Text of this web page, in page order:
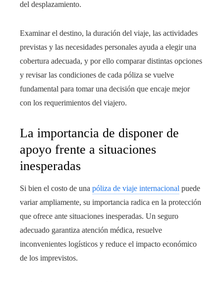
del desplazamiento.
Examinar el destino, la duración del viaje, las actividades
previstas y las necesidades personales ayuda a elegir una
cobertura adecuada, y por ello comparar distintas opciones
y revisar las condiciones de cada póliza se vuelve
fundamental para tomar una decisión que encaje mejor
con los requerimientos del viajero.
La importancia de disponer de
apoyo frente a situaciones
inesperadas
Si bien el costo de una póliza de viaje internacional puede
variar ampliamente, su importancia radica en la protección
que ofrece ante situaciones inesperadas. Un seguro
adecuado garantiza atención médica, resuelve
inconvenientes logísticos y reduce el impacto económico
de los imprevistos.